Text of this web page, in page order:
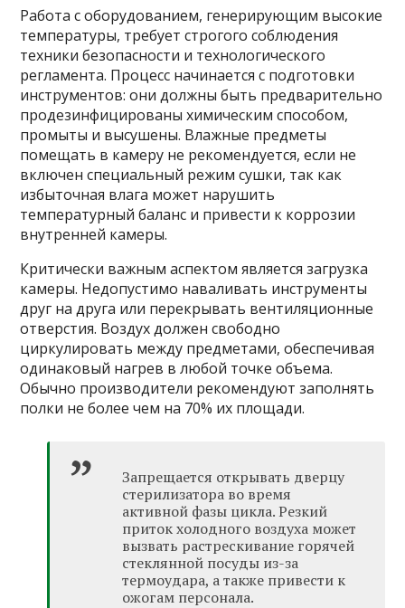
Работа с оборудованием, генерирующим высокие
температуры, требует строгого соблюдения
техники безопасности и технологического
регламента. Процесс начинается с подготовки
инструментов: они должны быть предварительно
продезинфицированы химическим способом,
промыты и высушены. Влажные предметы
помещать в камеру не рекомендуется, если не
включен специальный режим сушки, так как
избыточная влага может нарушить
температурный баланс и привести к коррозии
внутренней камеры.
Критически важным аспектом является загрузка
камеры. Недопустимо наваливать инструменты
друг на друга или перекрывать вентиляционные
отверстия. Воздух должен свободно
циркулировать между предметами, обеспечивая
одинаковый нагрев в любой точке объема.
Обычно производители рекомендуют заполнять
полки не более чем на 70% их площади.
Запрещается открывать дверцу
стерилизатора во время
активной фазы цикла. Резкий
приток холодного воздуха может
вызвать растрескивание горячей
стеклянной посуды из-за
термоудара, а также привести к
ожогам персонала.